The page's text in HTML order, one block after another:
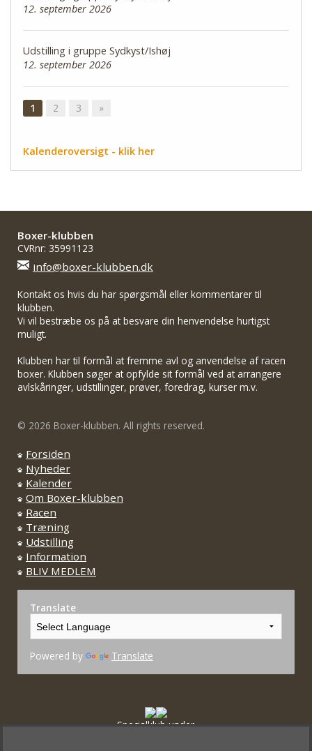
12. september 2026
Udstilling i gruppe Sydkyst/Ishøj
12. september 2026
1 2 3 »
Kalenderoversigt - klik her
Boxer-klubben
CVRnr: 35991123
info@boxer-klubben.dk
Kontakt os hvis du har spørgsmål eller kommentarer til
klubben.
Vi vil bestræbe os på at besvare din henvendelse hurtigst
muligt.
Klubben har til formål at fremme avl og anvendelse af racen
boxer. Klubben søger at opfylde sit formål ved at arrangere
avlskåringer, udstillinger, prøver, foredrag, kurser m.v.
© 2026 Boxer-klubben. All rights reserved.
Forsiden
Nyheder
Kalender
Om Boxer-klubben
Racen
Træning
Udstilling
Information
BLIV MEDLEM
Translate
Powered by Translate
Specialklub under